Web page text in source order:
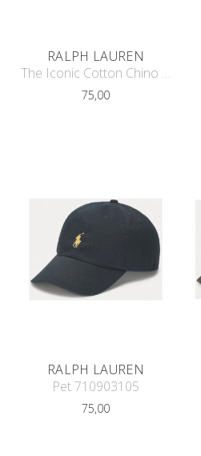
RALPH LAUREN
The Iconic Cotton Chino Cap
75,00
RALPH LAUREN
Pet 710903105
75,00